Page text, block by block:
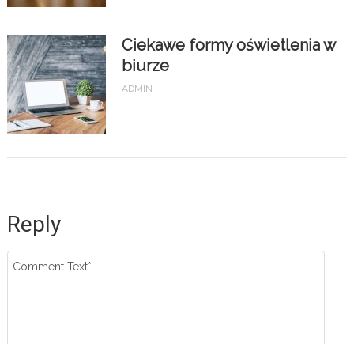
Ciekawe formy oświetlenia w
biurze
ADMIN
Reply